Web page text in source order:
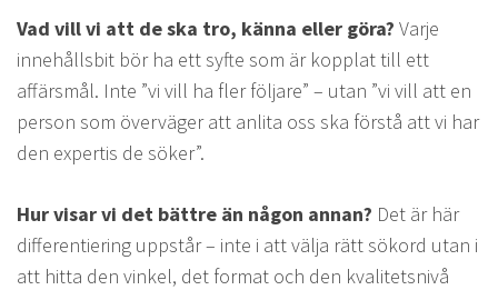
Vad vill vi att de ska tro, känna eller göra? Varje
innehållsbit bör ha ett syfte som är kopplat till ett
affärsmål. Inte ”vi vill ha fler följare” – utan ”vi vill att en
person som överväger att anlita oss ska förstå att vi har
den expertis de söker”.
Hur visar vi det bättre än någon annan? Det är här
differentiering uppstår – inte i att välja rätt sökord utan i
att hitta den vinkel, det format och den kvalitetsnivå